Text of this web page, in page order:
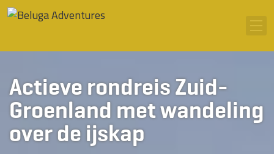
Ga naar inhoud
Actieve rondreis Zuid-
Groenland met wandeling
over de ijskap